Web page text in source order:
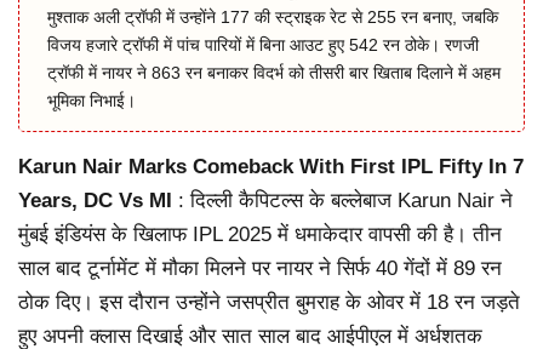
मुश्ताक अली ट्रॉफी में उन्होंने 177 की स्ट्राइक रेट से 255 रन बनाए, जबकि
विजय हजारे ट्रॉफी में पांच पारियों में बिना आउट हुए 542 रन ठोके। रणजी
ट्रॉफी में नायर ने 863 रन बनाकर विदर्भ को तीसरी बार खिताब दिलाने में अहम
भूमिका निभाई।
Karun Nair Marks Comeback With First IPL Fifty In 7
Years, DC Vs MI : दिल्ली कैपिटल्स के बल्लेबाज Karun Nair ने
मुंबई इंडियंस के खिलाफ IPL 2025 में धमाकेदार वापसी की है। तीन
साल बाद टूर्नामेंट में मौका मिलने पर नायर ने सिर्फ 40 गेंदों में 89 रन
ठोक दिए। इस दौरान उन्होंने जसप्रीत बुमराह के ओवर में 18 रन जड़ते
हुए अपनी क्लास दिखाई और सात साल बाद आईपीएल में अर्धशतक